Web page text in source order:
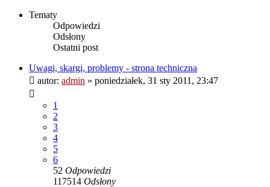
Tematy
Odpowiedzi
Odsłony
Ostatni post
Uwagi, skargi, problemy - strona techniczna
autor: admin » poniedziałek, 31 sty 2011, 23:47
1
2
3
4
5
6
52 Odpowiedzi
117514 Odsłony